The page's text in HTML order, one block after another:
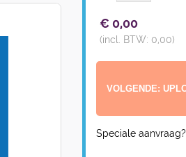
€ 0,00
(incl. BTW: 0,00)
Speciale aanvraag?